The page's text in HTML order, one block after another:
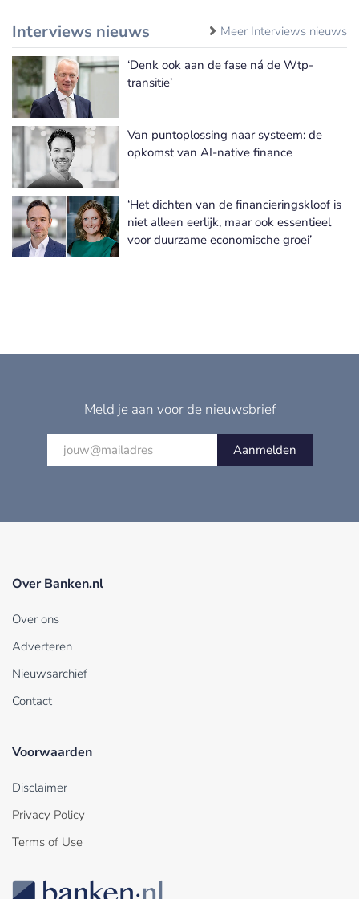
Interviews nieuws Meer Interviews nieuws
‘Denk ook aan de fase ná de Wtp-
transitie’
Van puntoplossing naar systeem: de
opkomst van AI-native finance
‘Het dichten van de financieringskloof is
niet alleen eerlijk, maar ook essentieel
voor duurzame economische groei’
Meld je aan voor de nieuwsbrief
Aanmelden
Over Banken.nl
Over ons
Adverteren
Nieuwsarchief
Contact
Voorwaarden
Disclaimer
Privacy Policy
Terms of Use